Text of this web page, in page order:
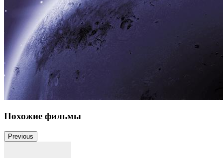
Похожие фильмы
Previous